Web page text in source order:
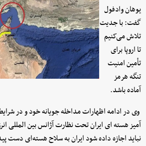
یوهان وادفول
گفت: با جدیت
تلاش می‌کنیم
تا اروپا برای
تأمین امنیت
تنگه هرمز
آماده باشد.
وی در ادامه اظهارات مداخله جویانه خود و در
آمیز هسته ای ایران تحت نظارت آژانس بین المللی
نباید اجازه داده شود ایران به سلاح هسته‌ای دست